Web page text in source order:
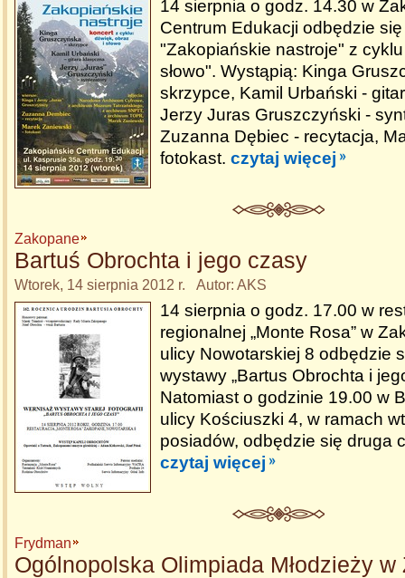
14 sierpnia o godz. 14.30 w
Centrum Edukacji odbędzie
"Zakopiańskie nastroje" z
słowo". Wystąpią: Kinga
skrzypce, Kamil Urbański -
Jerzy Juras Gruszczyński -
Zuzanna Dębiec - recytacja,
fotokast. czytaj więcej
Zakopane
Bartuś Obrochta i jego czasy
Wtorek, 14 sierpnia 2012 r. Autor: AKS
14 sierpnia o godz. 17.00 w
regionalnej „Monte Rosa” w
ulicy Nowotarskiej 8 odbędzie
wystawy „Bartus Obrochta i
Natomiast o godzinie 19.00 w
ulicy Kościuszki 4, w ramach
posiadów, odbędzie się druga
czytaj więcej
Frydman
Ogólnopolska Olimpiada Młodzieży w